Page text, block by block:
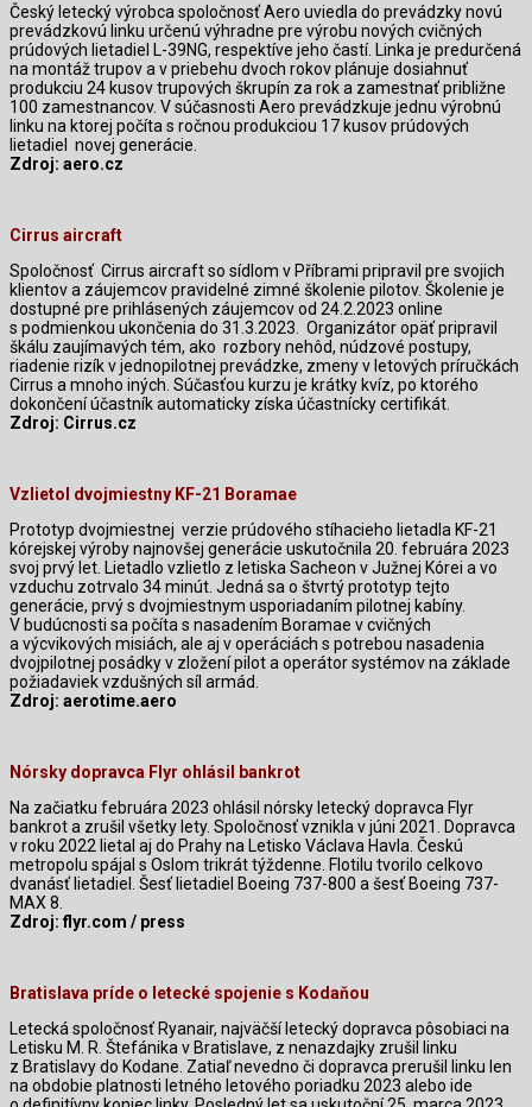
Český letecký výrobca spoločnosť Aero uviedla do prevádzky novú
prevádzkovú linku určenú výhradne pre výrobu nových cvičných
prúdových lietadiel L-39NG, respektíve jeho častí. Linka je predurčená
na montáž trupov a v priebehu dvoch rokov plánuje dosiahnuť
produkciu 24 kusov trupových škrupín za rok a zamestnať približne
100 zamestnancov. V súčasnosti Aero prevádzkuje jednu výrobnú
linku na ktorej počíta s ročnou produkciou 17 kusov prúdových
lietadiel novej generácie.
Zdroj: aero.cz
Cirrus aircraft
Spoločnosť Cirrus aircraft so sídlom v Příbrami pripravil pre svojich
klientov a záujemcov pravidelné zimné školenie pilotov. Školenie je
dostupné pre prihlásených záujemcov od 24.2.2023 online
s podmienkou ukončenia do 31.3.2023.
Organizátor opäť pripravil
škálu zaujímavých tém, ako rozbory nehôd, núdzové postupy,
riadenie rizík v jednopilotnej prevádzke, zmeny v letových príručkách
Cirrus a mnoho iných. Súčasťou kurzu je krátky kvíz, po ktorého
dokončení účastník automaticky získa účastnícky certifikát.
Zdroj: Cirrus.cz
Vzlietol dvojmiestny KF-21 Boramae
Prototyp dvojmiestnej verzie prúdového stíhacieho lietadla KF-21
kórejskej výroby najnovšej generácie uskutočnila 20. februára 2023
svoj prvý let. Lietadlo vzlietlo z letiska Sacheon v Južnej Kórei a vo
vzduchu zotrvalo 34 minút. Jedná sa o štvrtý prototyp tejto
generácie, prvý s dvojmiestnym usporiadaním pilotnej kabíny.
V budúcnosti sa počíta s nasadením Boramae v cvičných
a výcvikových misiách, ale aj v operáciách s potrebou nasadenia
dvojpilotnej posádky v zložení pilot a operátor systémov na základe
požiadaviek vzdušných síl armád.
Zdroj: aerotime.aero
Nórsky dopravca Flyr ohlásil bankrot
Na začiatku februára 2023 ohlásil nórsky letecký dopravca Flyr
bankrot a zrušil všetky lety. Spoločnosť vznikla v júni 2021. Dopravca
v roku 2022 lietal aj do Prahy na Letisko Václava Havla. Českú
metropolu spájal s Oslom trikrát týždenne. Flotilu tvorilo celkovo
dvanásť lietadiel. Šesť lietadiel Boeing 737-800 a šesť Boeing 737-
MAX 8.
Zdroj: flyr.com / press
Bratislava príde o letecké spojenie s Kodaňou
Letecká spoločnosť Ryanair, najväčší letecký dopravca pôsobiaci na
Letisku M. R. Štefánika v Bratislave, z nenazdajky zrušil linku
z Bratislavy do Kodane. Zatiaľ nevedno či dopravca prerušil linku len
na obdobie platnosti letného letového poriadku 2023 alebo ide